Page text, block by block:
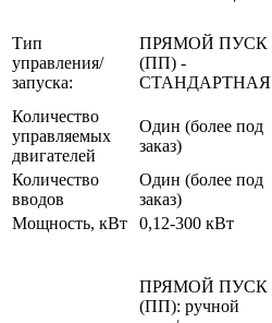
Тип
управления/
запуска:
ПРЯМОЙ ПУСК
(ПП) -
СТАНДАРТНАЯ
Количество
управляемых
двигателей
Один (более под
заказ)
Количество
вводов
Один (более под
заказ)
Мощность, кВт
0,12-300 кВт
ПРЯМОЙ ПУСК
(ПП): ручной